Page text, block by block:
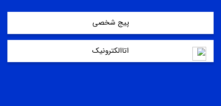
پیج شخصی
اتاالکترونیک